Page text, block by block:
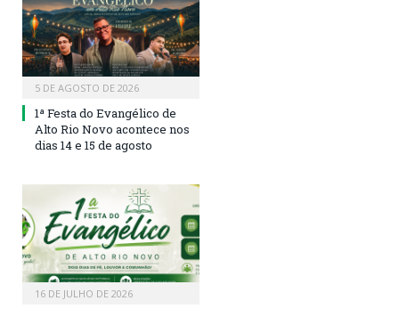
5 DE AGOSTO DE 2026
1ª Festa do Evangélico de
Alto Rio Novo acontece nos
dias 14 e 15 de agosto
16 DE JULHO DE 2026